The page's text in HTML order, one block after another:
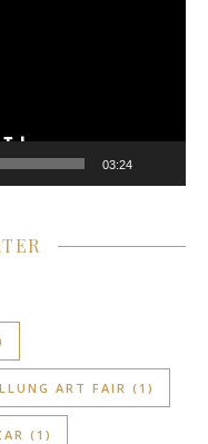
03:24
ART FAIR (1)
(1)